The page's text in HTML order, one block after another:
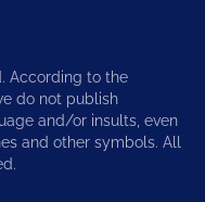
According to the
do not publish
and/or insults, even
and other symbols. All